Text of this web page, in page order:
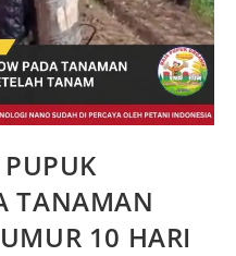
TANAMAN
10 HARI